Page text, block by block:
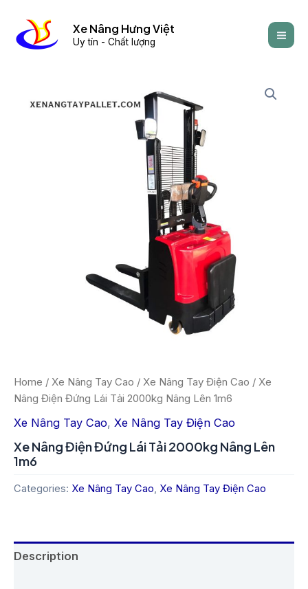
content
Xe Nâng Hưng Việt
Uy tín - Chất lượng
Home / Xe Nâng Tay Cao / Xe Nâng Tay Điện Cao / Xe
Nâng Điện Đứng Lái Tải 2000kg Nâng Lên 1m6
Xe Nâng Tay Cao, Xe Nâng Tay Điện Cao
Xe Nâng Điện Đứng Lái Tải 2000kg Nâng Lên
1m6
Categories: Xe Nâng Tay Cao, Xe Nâng Tay Điện Cao
Description